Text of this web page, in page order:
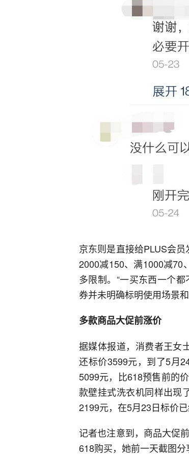
京东则是直接给PLUS会
2000减150、满1000减70
多限制。“一买东西一个
券并未明确标明使用场景
多款商品大促前涨价
据媒体报道，消费者王女
还标价3599元，到了5月
5099元，比618预售前的
款壁挂式洗衣机同样出现
2199元，在5月23日标价
记者也注意到，商品大促
618购买，她前一天截图分